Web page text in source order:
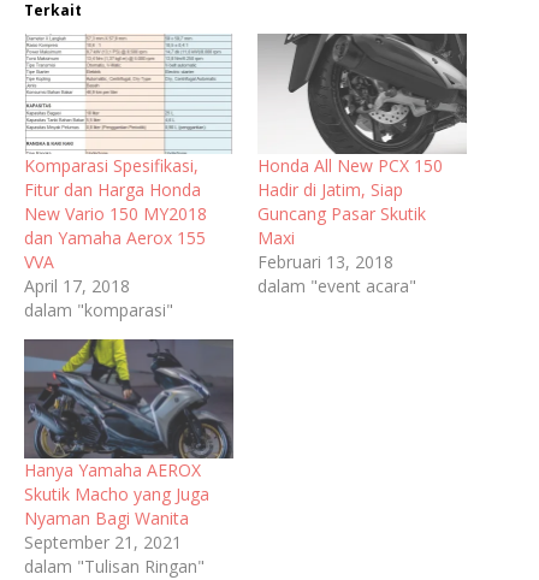
Terkait
Komparasi Spesifikasi,
Fitur dan Harga Honda
New Vario 150 MY2018
dan Yamaha Aerox 155
VVA
April 17, 2018
dalam "komparasi"
Honda All New PCX 150
Hadir di Jatim, Siap
Guncang Pasar Skutik
Maxi
Februari 13, 2018
dalam "event acara"
Hanya Yamaha AEROX
Skutik Macho yang Juga
Nyaman Bagi Wanita
September 21, 2021
dalam "Tulisan Ringan"